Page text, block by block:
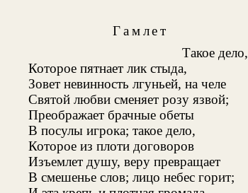
Гамлет
Такое дело,
Которое пятнает лик стыда,
Зовет невинность лгуньей, на челе
Святой любви сменяет розу язвой;
Преображает брачные обеты
В посулы игрока; такое дело,
Которое из плоти договоров
Изъемлет душу, веру превращает
В смешенье слов; лицо небес горит;